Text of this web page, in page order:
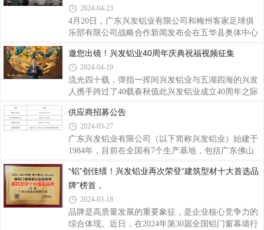
断攀峰创新的。为能更贴近不同市场和客户的需要，
继续以高品质的产品和优质的服务为全球客户创造更
大的价值，庆典前期，兴发铝业公开征集了超过2500
进行提升更新，希望通过新的品牌形象向各界传达公
司的创新精神和追求卓越的理念。兴发铝业这次
2024-04-23
4月20日，广东兴发铝业有限公司和梅州客家足球俱
乐部有限公司战略合作新闻发布会在五华县奥体中心
式达成合作，兴发铝业成为梅州客家队臂章广告。会
上，兴发铝业阐述了此次合作的意义。值兴发铝业成
立40周年之际，公司首次涉足中国足球领域，与梅州
客家足球俱乐部共同开启新的合作篇章。在接下来的
发铝业”标志将首次亮相，兴发铝业的广告也将贯穿
梅州客家足球俱乐部所有赛事。公司期待梅州客家足
球队在赛场上的出色表现能进一步传递兴发铝业
邀您出镜！兴发铝业40周年庆典祝福视频征集
2024-04-19
流光四十载，弹指一挥间兴发铝业与五湖四海的兴发
人携手跨过了40载春秋值此兴发铝业成立40周年之际
我们一同祝福兴发铝业节节攀升，奔赴新征程。视频
征集具体要求一、参与对象兴发铝业全体员工、各分
子公司、合作伙伴、客户、社会各界均可参与，以个
人、团体或项目公司集体形式拍摄皆可。二、征集时
个视频拍摄时长：15秒-20秒2.拍摄内容：内容简洁，
以各自形式表达对兴发铝业40周年的祝贺与祝福。3.
拍摄语句，建议各录制三句，参考如下：(1
供应商招募公告
2024-03-27
广东兴发铝业有限公司（以下简称兴发铝业）始建于
1984年，目前在全国有7个生产基地，包括广东佛山
州基地，已成为我国著名的专业生产建筑铝型材、工
业铝型材的大型企业。2011年，广新控股集团（首登
2023年《财富》世界500强，位列427位，是广东省首
家上榜的省属国企）入股兴发，开创中国铝型材行业
国有、民营混合所有制之先河。近年来，兴发铝业分
“铝”创佳绩！兴发铝业再次荣登“建筑型材十大首选品
牌”榜首，
2024-03-18
品牌是高质量发展的重要象征，是企业核心竞争力的
综合体现。近日，在2024年第30届全国铝门窗幕墙行